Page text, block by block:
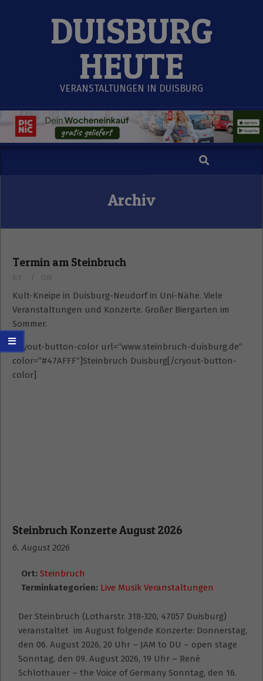
DUISBURG
HEUTE
VERANSTALTUNGEN IN DUISBURG
Search
Archiv
Termin am Steinbruch
BY: ON:
Kult-Kneipe in Duisburg-Neudorf in Uni-Nähe. Viele
Veranstaltungen und Konzerte. Großer Biergarten im
Sommer.
[cryout-button-color url=“www.steinbruch-duisburg.de“
color=“#47AFFF“]Steinbruch Duisburg[/cryout-button-
color]
Steinbruch Konzerte August 2026
6. August 2026
Ort: Steinbruch
Terminkategorien: Live Musik Veranstaltungen
Der Steinbruch (Lotharstr. 318-320, 47057 Duisburg)
veranstaltet im August folgende Konzerte: Donnerstag,
den 06. August 2026, 20 Uhr – JAM to DU – open stage
Sonntag, den 09. August 2026, 19 Uhr – René
Schlothauer – the Voice of Germany Sonntag, den 16.